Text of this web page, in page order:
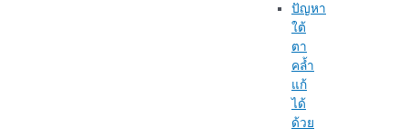
ปัญหา
ใต้
ตา
คล้ำ
แก้
ได้
ด้วย